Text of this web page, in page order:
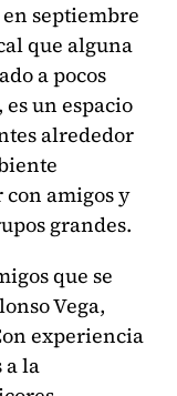
septiembre
que alguna
a pocos
un espacio
alrededor
amigos y
grandes.
que se
Vega,
experiencia
a la